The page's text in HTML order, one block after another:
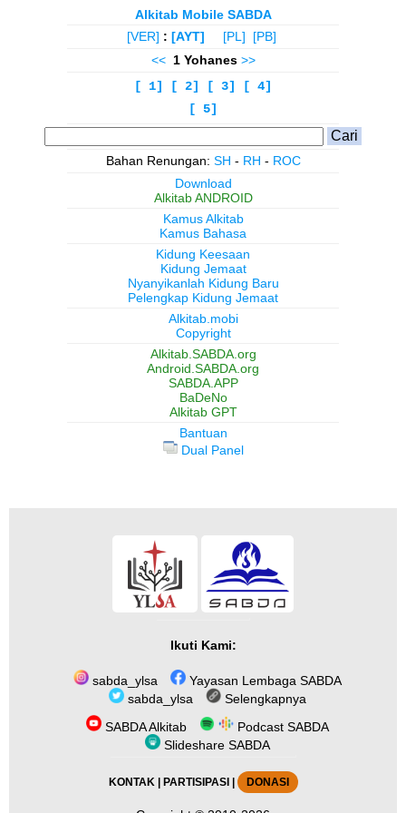
Alkitab Mobile SABDA
[VER] : [AYT] [PL]
[PB]
<< 1 Yohanes >>
[ 1]
[ 2] [ 3]
[ 4]
[ 5]
Bahan Renungan: SH - RH - ROC
Download
Alkitab ANDROID
Kamus Alkitab
Kamus Bahasa
Kidung Keesaan
Kidung Jemaat
Nyanyikanlah Kidung Baru
Pelengkap Kidung Jemaat
Alkitab.mobi
Copyright
Alkitab.SABDA.org
Android.SABDA.org
SABDA.APP
BaDeNo
Alkitab GPT
Bantuan
Dual Panel
Ikuti Kami:
sabda_ylsa
Yayasan Lembaga SABDA
sabda_ylsa
Selengkapnya
SABDA Alkitab
Podcast SABDA
Slideshare SABDA
KONTAK | PARTISIPASI| DONASI